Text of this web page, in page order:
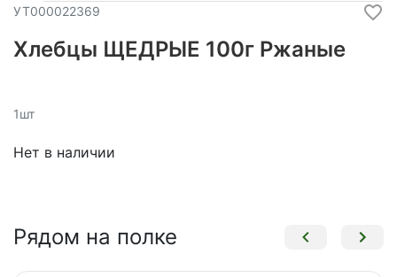
УТ000022369
Хлебцы ЩЕДРЫЕ 100г Ржаные
1шт
Нет в наличии
Рядом на полке